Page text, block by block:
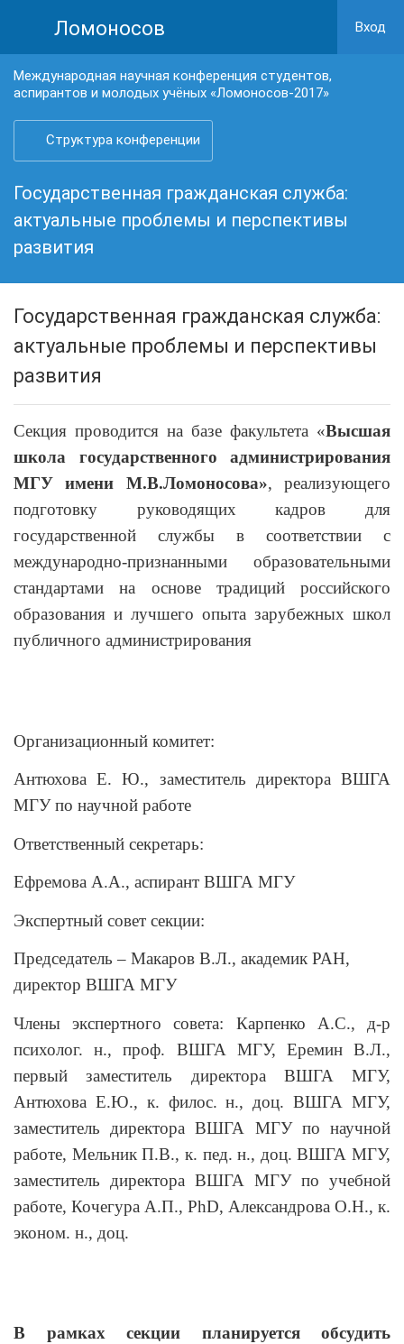
Ломоносов Вход
Международная научная конференция студентов,
аспирантов и молодых учёных «Ломоносов-2017»
Структура конференции
Государственная гражданская служба:
актуальные проблемы и перспективы
развития
Государственная гражданская служба:
актуальные проблемы и перспективы
развития
Секция проводится на базе факультета «Высшая
школа государственного администрирования
МГУ имени М.В.Ломоносова», реализующего
подготовку руководящих кадров для
государственной службы в соответствии с
международно-признанными образовательными
стандартами на основе традиций российского
образования и лучшего опыта зарубежных школ
публичного администрирования
Организационный комитет:
Антюхова Е. Ю., заместитель директора ВШГА
МГУ по научной работе
Ответственный секретарь:
Ефремова А.А., аспирант ВШГА МГУ
Экспертный совет секции:
Председатель – Макаров В.Л., академик РАН,
директор ВШГА МГУ
Члены экспертного совета: Карпенко А.С., д-р
психолог. н., проф. ВШГА МГУ, Еремин В.Л.,
первый заместитель директора ВШГА МГУ,
Антюхова Е.Ю., к. филос. н., доц. ВШГА МГУ,
заместитель директора ВШГА МГУ по научной
работе, Мельник П.В., к. пед. н., доц. ВШГА МГУ,
заместитель директора ВШГА МГУ по учебной
работе, Кочегура А.П., PhD, Александрова О.Н., к.
эконом. н., доц.
В рамках секции планируется обсудить